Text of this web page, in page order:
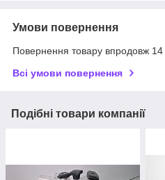
Умови повернення
Повернення товару впродовж 14
Всі умови повернення
Подібні товари компанії